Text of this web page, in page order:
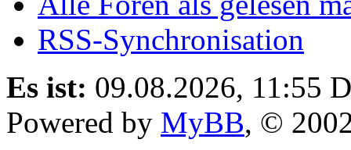
RSS-Synchronisation
Es ist: 09.08.2026, 11:55
Powered by MyBB, ©